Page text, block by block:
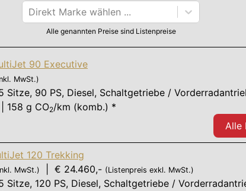
Direkt Marke wählen ...
Alle genannten Preise sind Listenpreise
90 Executive
MwSt.)
Sitze, 90 PS, Diesel, Schaltgetriebe /
158 g CO2/km (komb.) *
Alle
120 Trekking
MwSt.) | € 24.460,- (Listenpreis exkl. MwSt.)
Sitze, 120 PS, Diesel, Schaltgetriebe /